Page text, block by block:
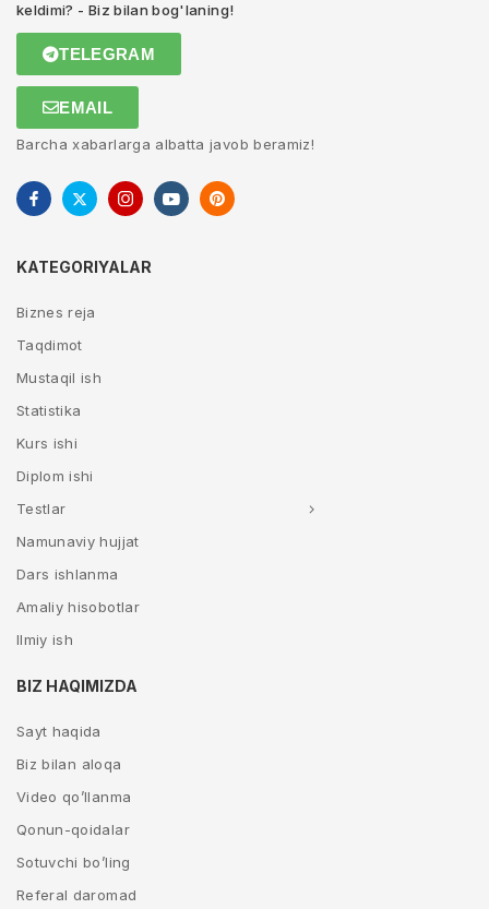
keldimi? - Biz bilan bog'laning!
TELEGRAM
EMAIL
Barcha xabarlarga albatta javob beramiz!
KATEGORIYALAR
Biznes reja
Taqdimot
Mustaqil ish
Statistika
Kurs ishi
Diplom ishi
Testlar
Namunaviy hujjat
Dars ishlanma
Amaliy hisobotlar
Ilmiy ish
BIZ HAQIMIZDA
Sayt haqida
Biz bilan aloqa
Video qo’llanma
Qonun-qoidalar
Sotuvchi bo’ling
Referal daromad